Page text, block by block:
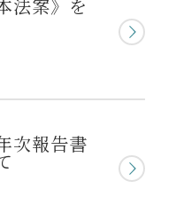
法案》を
次報告書